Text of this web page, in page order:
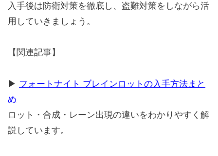
入手後は防衛対策を徹底し、盗難対策をしながら活
用していきましょう。
【関連記事】
▶ フォートナイト ブレインロットの入手方法まと
め
ロット・合成・レーン出現の違いをわかりやすく解
説しています。